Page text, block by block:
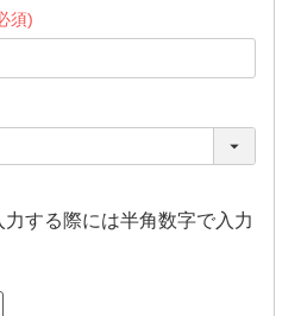
須)
する際には半角数字で入力